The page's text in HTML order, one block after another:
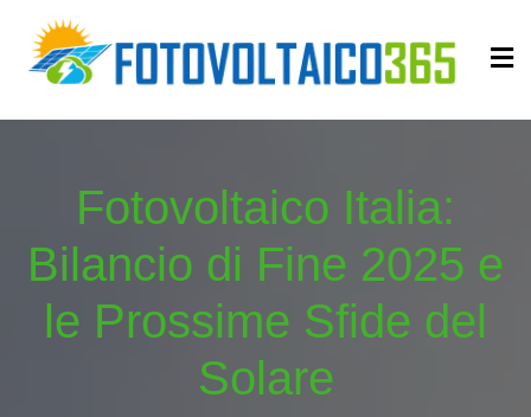
content
Fotovoltaico365
Impianto a Costo Zero Autofinanziato
Fotovoltaico Italia:
Bilancio di Fine 2025 e
le Prossime Sfide del
Solare